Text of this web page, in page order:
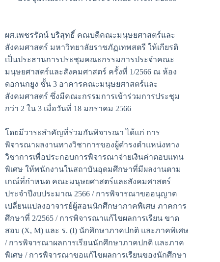
ผศ.เพชรรัตน์ บริสุทธิ์ คณบดีคณะมนุษยศาสตร์และ
สังคมศาสตร์ มหาวิทยาลัยราชภัฏเทพสตรี ให้เกียรติ
เป็นประธานการประชุมคณะกรรมการประจำคณะ
มนุษยศาสตร์และสังคมศาสตร์ ครั้งที่ 1/2566 ณ ห้อง
ดอกนกยูง ชั้น 3 อาคารคณะมนุษยศาสตร์และ
สังคมศาสตร์ ซึ่งมีคณะกรรมการเข้าร่วมการประชุม
กว่า 2 ใน 3 เมื่อวันที่ 18 มกราคม 2566
โดยมีวาระสำคัญที่ร่วมกันพิจารณา ได้แก่ การ
พิจารณาผลงานทางวิชาการของผู้ดำรงตำแหน่งทาง
วิชาการเพื่อประกอบการพิจารณาจ่ายเงินค่าตอบแทน
พิเศษ ให้พนักงานในสถาบันอุดมศึกษาที่มีผลงานตาม
เกณ์ที่กำหนด คณะมนุษยศาสตร์และสังคมศาสตร์
ประจำปีงบประมาณ 2566 / การพิจารณาขออนุญาต
เปลี่ยนแปลงอาจารย์ผู้สอนนักศึกษาภาคพิเศษ ภาคการ
ศึกษาที่ 2/2565 / การพิจารณาแก้ไขผลการเรียน ขาด
สอบ (X, M) และ ร. (I) นักศึกษาภาคปกติ และภาคพิเศษ
/ การพิจารณาผลการเรียนนักศึกษาภาคปกติ และภาค
พิเศษ / การพิจารณาขอแก้ไขผลการเรียนของนักศึกษา